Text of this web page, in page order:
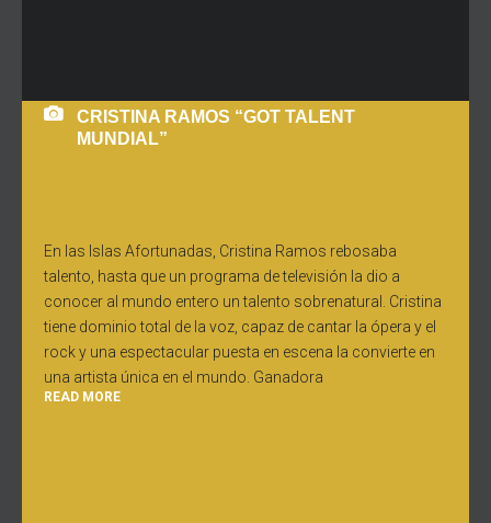
CRISTINA RAMOS “GOT TALENT
MUNDIAL”
En las Islas Afortunadas, Cristina Ramos rebosaba
talento, hasta que un programa de televisión la dio a
conocer al mundo entero un talento sobrenatural. Cristina
tiene dominio total de la voz, capaz de cantar la ópera y el
rock y una espectacular puesta en escena la convierte en
una artista única en el mundo. Ganadora
READ MORE